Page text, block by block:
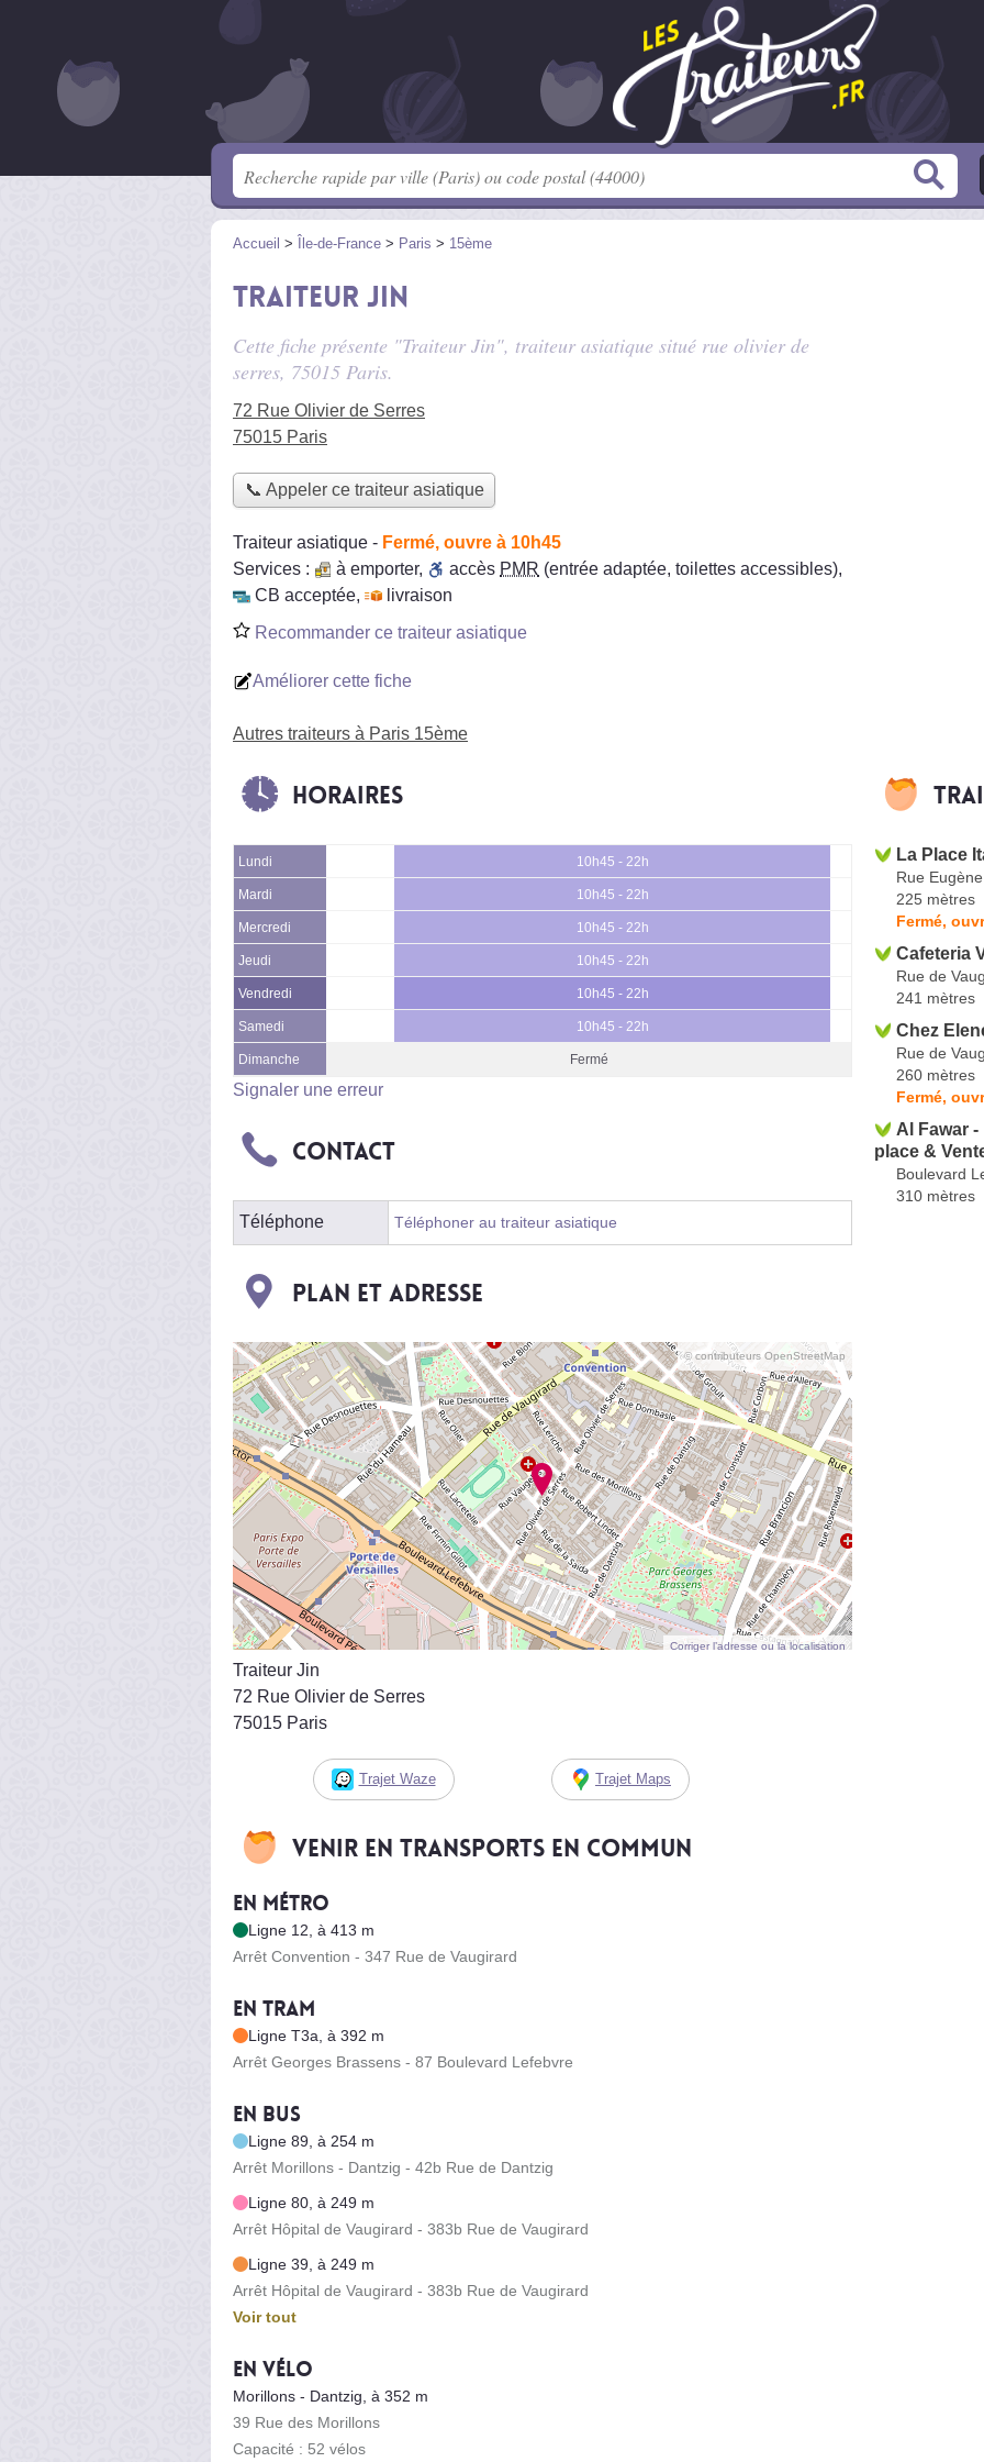
Accueil > Île-de-France > Paris > 15ème
Traiteur Jin
Cette fiche présente "Traiteur Jin", traiteur asiatique situé rue olivier de
serres, 75015 Paris.
72 Rue Olivier de Serres
75015 Paris
📞 Appeler ce traiteur asiatique
Traiteur asiatique - Fermé, ouvre à 10h45
Services :
à emporter, accès PMR (entrée adaptée, toilettes accessibles),
CB acceptée,
livraison
Recommander ce traiteur asiatique
Améliorer cette fiche
Autres traiteurs à Paris 15ème
Horaires
Lundi 10h45 - 22h
Mardi 10h45 - 22h
Mercredi 10h45 - 22h
Jeudi 10h45 - 22h
Vendredi 10h45 - 22h
Samedi 10h45 - 22h
Dimanche Fermé
Signaler une erreur
Contact
Téléphone Téléphoner au traiteur asiatique
Plan et adresse
© contributeurs OpenStreetMap
Corriger l’adresse ou la localisation
Traiteur Jin
72 Rue Olivier de Serres
75015 Paris
Trajet Waze Trajet Maps
Venir en transports en commun
En métro
Ligne 12, à 413 m
Arrêt Convention - 347 Rue de Vaugirard
En tram
Ligne T3a, à 392 m
Arrêt Georges Brassens - 87 Boulevard Lefebvre
En bus
Ligne 89, à 254 m
Arrêt Morillons - Dantzig - 42b Rue de Dantzig
Ligne 80, à 249 m
Arrêt Hôpital de Vaugirard - 383b Rue de Vaugirard
Ligne 39, à 249 m
Arrêt Hôpital de Vaugirard - 383b Rue de Vaugirard
Voir tout
En vélo
Morillons - Dantzig, à 352 m
39 Rue des Morillons
Capacité : 52 vélos
La Place
Rue
225 mètres
Fermé,
Cafeteria
Rue de
241 mètres
Chez
Rue de
260 mètres
Fermé,
Al Fawar
place &
Boulevard
310 mètres